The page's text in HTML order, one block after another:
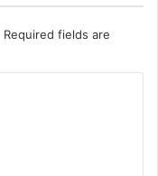
Required fields are